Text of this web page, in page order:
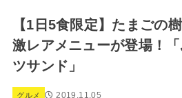
【1日5食限定】たまごの
激レアメニューが登場！
ツサンド」
グルメ 2019.11.05